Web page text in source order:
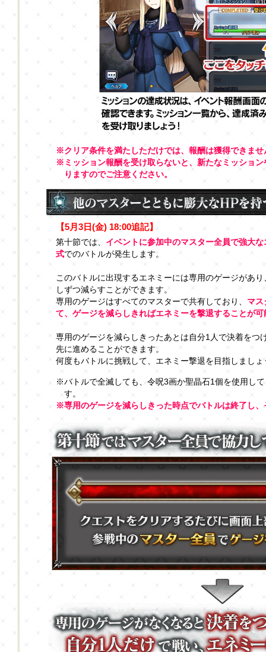
※クリア条件を満たしただけでは、報酬は獲得できま
※ミッション報酬を受け取らないと、新たなミッショ
りますのでご注意ください。
【5月3日(金) 18:00追記】
第十節では、 イベントに参加中のマスター全員で強大
式でのバトルが発生します。
このバトルに出現するエネミーには専用のゲージがあ
しずつ減らすことができます。
専用のゲージはすべてのマスターで共有しており、 マス
て、ゲージを減らしきればエネミーを撃退することが可
専用のゲージを減らしきったあとは自分1人で決着をつ
先に進めることができます。
何度もバトルに挑戦して、エネミー撃退を目指しましょ
※バトルで全滅しても、令呪3画か聖晶石1個を使用し
す。
※専用のゲージを減らしきった時点でバトルは終了し